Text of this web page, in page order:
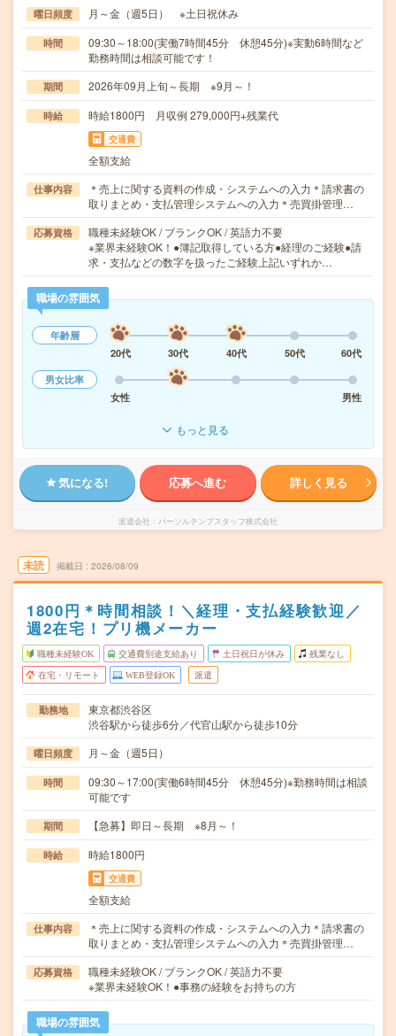
曜日頻度 月～金（週5日） ※土日祝休み
時間
09:30～18:00(実働7時間45分 休憩45分)※実動6時間など
勤務時間は相談可能です！
期間 2026年09月上旬～長期 ※9月～！
時給 時給1800円 月収例 279,000円+残業代
交通費
全額支給
仕事内容
＊売上に関する資料の作成・システムへの入力＊請求書の
取りまとめ・支払管理システムへの入力＊売買掛管理…
応募資格
職種未経験OK / ブランクOK / 英語力不要
※業界未経験OK！●簿記取得している方●経理のご経験●請
求・支払などの数字を扱ったご経験上記いずれか…
職場の雰囲気
年齢層
20代
30代 40代 50代
60代
男女比率
女性
男性
もっと見る
気になる! 応募へ進む 詳しく見る
派遣会社 パーソルテンプスタッフ株式会社
未読 掲載日 2026/08/09
1800円＊時間相談！＼経理・支払経験歓迎／
週2在宅！プリ機メーカー
職種未経験OK 交通費別途支給あり 土日祝日が休み 残業なし
在宅・リモート WEB登録OK 派遣
勤務地
東京都渋谷区
渋谷駅から徒歩6分／代官山駅から徒歩10分
曜日頻度 月～金（週5日）
時間
09:30～17:00(実働6時間45分 休憩45分)※勤務時間は相談
可能です
期間 【急募】即日～長期 ※8月～！
時給 時給1800円
交通費
全額支給
仕事内容
＊売上に関する資料の作成・システムへの入力＊請求書の
取りまとめ・支払管理システムへの入力＊売買掛管理…
応募資格
職種未経験OK / ブランクOK / 英語力不要
※業界未経験OK！●事務の経験をお持ちの方
職場の雰囲気